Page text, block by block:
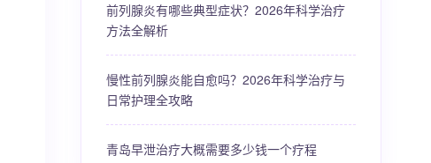
前列腺炎有哪些典型症状？2026年科学治疗
方法全解析
慢性前列腺炎能自愈吗？2026年科学治疗与
日常护理全攻略
青岛早泄治疗大概需要多少钱一个疗程